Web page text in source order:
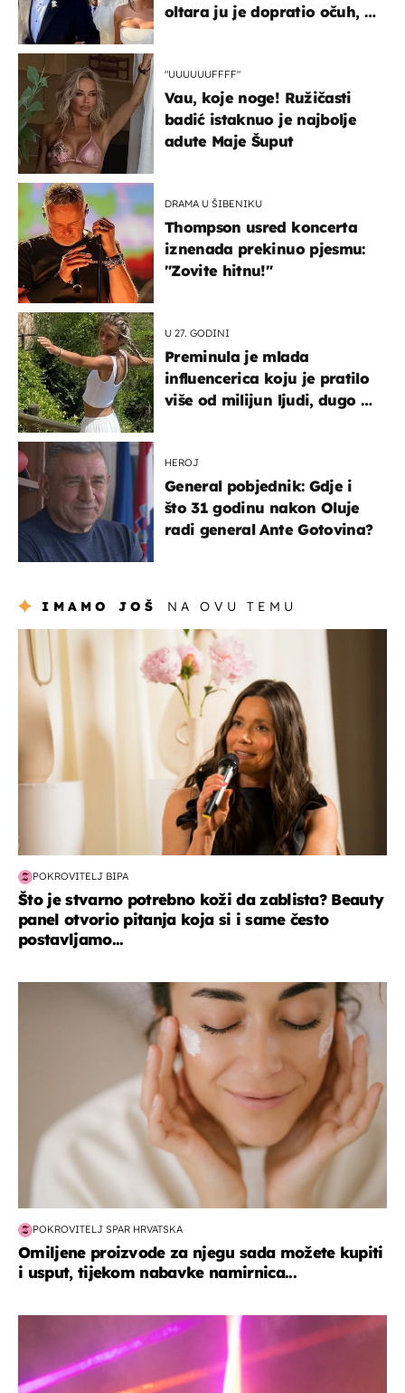
oltara ju je dopratio očuh, a
"UUUUUUFFFF"
Vau, koje noge! Ružičasti
badić istaknuo je najbolje
adute Maje Šuput
DRAMA U ŠIBENIKU
Thompson usred koncerta
iznenada prekinuo pjesmu:
"Zovite hitnu!"
U 27. GODINI
Preminula je mlada
influencerica koju je pratilo
više od milijun ljudi, dugo se
HEROJ
General pobjednik: Gdje i
što 31 godinu nakon Oluje
radi general Ante Gotovina?
IMAMO JOŠ NA OVU TEMU
moda & ljepota
POKROVITELJ BIPA
Što je stvarno potrebno koži da zablista? Beauty
panel otvorio pitanja koja si i same često
postavljamo...
moda & ljepota
POKROVITELJ SPAR HRVATSKA
Omiljene proizvode za njegu sada možete kupiti
i usput, tijekom nabavke namirnica...